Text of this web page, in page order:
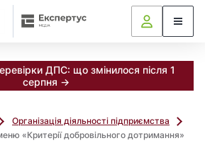
ДПС: що змінилося після 1
серпня →
Організація діяльності підприємства
«Критерії добровільного дотримання»